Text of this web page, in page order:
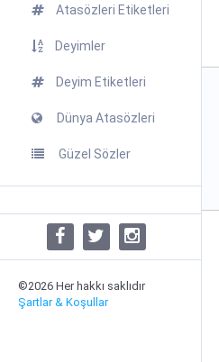
Atasözleri Etiketleri
Deyimler
Deyim Etiketleri
Dünya Atasözleri
Güzel Sözler
©2026 Her hakkı saklıdır
Şartlar & Koşullar